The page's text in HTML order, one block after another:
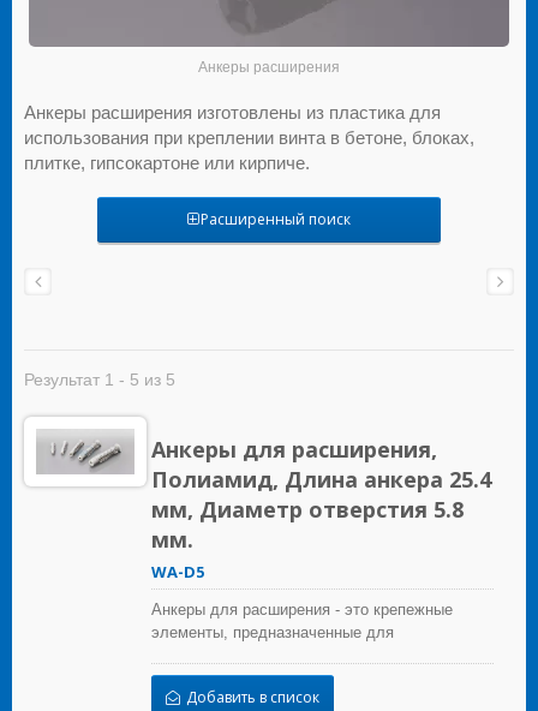
Анкеры расширения
Анкеры расширения изготовлены из пластика для
использования при креплении винта в бетоне, блоках,
плитке, гипсокартоне или кирпиче.
Расширенный поиск
Результат 1 - 5 из 5
Анкеры для расширения,
Полиамид, Длина анкера 25.4
мм, Диаметр отверстия 5.8
мм.
WA-D5
Анкеры для расширения - это крепежные
элементы, предназначенные для
которые обеспечивают удерживающую силу
за счет расширения.
Добавить в список